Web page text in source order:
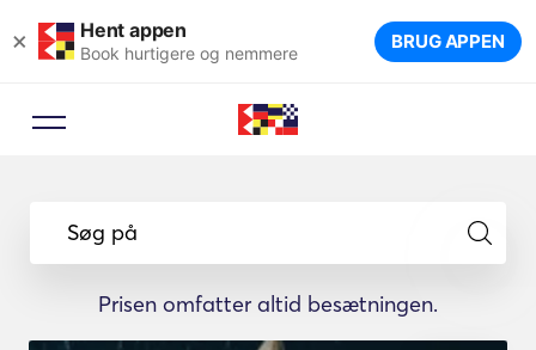
× Hent appen
Book hurtigere og nemmere BRUG APPEN
Søg på
Prisen omfatter altid besætningen.